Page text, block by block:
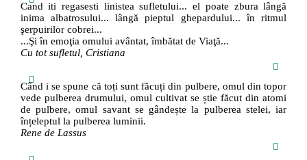
Cand iti regasesti linistea sufletului... el poate zbura lângă
inima albatrosului... lângă pieptul ghepardului... în ritmul
şerpuirilor cobrei...
...Şi în emoţia omului avântat, îmbătat de Viaţă...
Cu tot sufletul, Cristiana
Când i se spune că toți sunt făcuți din pulbere, omul din topor
vede pulberea drumului, omul cultivat se știe făcut din atomi
de pulbere, omul savant se gândește la pulberea stelei, iar
înțeleptul la pulberea luminii.
Rene de Lassus